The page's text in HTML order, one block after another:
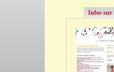
Infos sur